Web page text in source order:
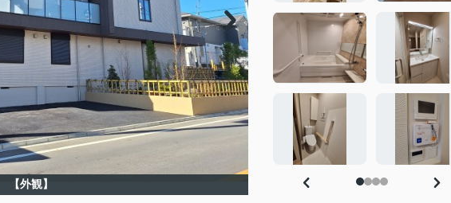
【外観】